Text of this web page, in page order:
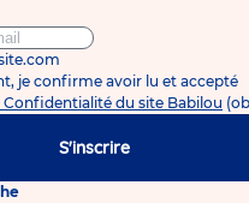
je confirme avoir lu et accepté
Confidentialité du site Babilou
S'inscrire